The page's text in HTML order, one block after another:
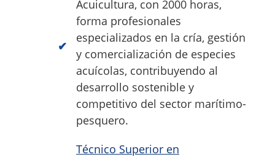
Acuicultura, con 2000 horas,
forma profesionales
especializados en la cría, gestión
y comercialización de especies
acuícolas, contribuyendo al
desarrollo sostenible y
competitivo del sector marítimo-
pesquero.
Técnico Superior en